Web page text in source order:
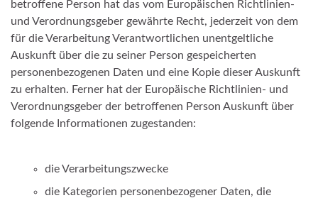
betroffene Person hat das vom Europäischen Richtlinien-
und Verordnungsgeber gewährte Recht, jederzeit von dem
für die Verarbeitung Verantwortlichen unentgeltliche
Auskunft über die zu seiner Person gespeicherten
personenbezogenen Daten und eine Kopie dieser Auskunft
zu erhalten. Ferner hat der Europäische Richtlinien- und
Verordnungsgeber der betroffenen Person Auskunft über
folgende Informationen zugestanden:
die Verarbeitungszwecke
die Kategorien personenbezogener Daten, die